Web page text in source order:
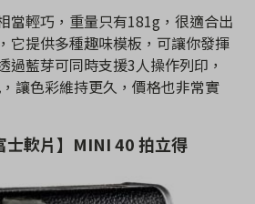
當輕巧，重量只有181g，很適合出
它提供多種趣味模板，可讓你發揮
過藍芽可同時支援3人操作列印，
讓色彩維持更久，價格也非常實
士軟片】MINI 40 拍立得